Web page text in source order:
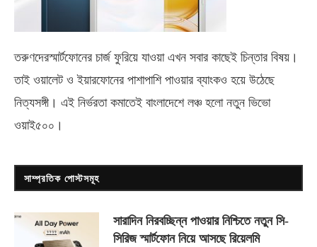
তরুণদেরস্মার্টফোনের চার্জ ফুরিয়ে যাওয়া এখন সবার কাছেই চিন্তার বিষয়।
তাই ওয়ালেট ও ইয়ারফোনের পাশাপাশি পাওয়ার ব্যাংকও হয়ে উঠেছে
নিত্যসঙ্গী। এই নির্ভরতা কমাতেই বাংলাদেশে লঞ্চ হলো নতুন ভিভো
ওয়াই৫০০ ।
সাম্প্রতিক পোস্টসমূহ
সারাদিন নিরবচ্ছিন্ন পাওয়ার নিশ্চিতে নতুন সি-
সিরিজ স্মার্টফোন নিয়ে আসছে রিয়েলমি